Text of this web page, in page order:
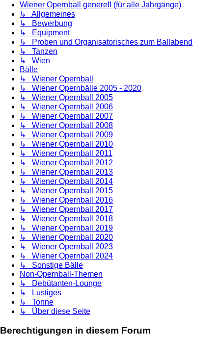
Wiener Opernball generell (für alle Jahrgänge)
↳ Allgemeines
↳ Bewerbung
↳ Equipment
↳ Proben und Organisatorisches zum Ballabend
↳ Tanzen
↳ Wien
Bälle
↳ Wiener Opernball
↳ Wiener Opernbälle 2005 - 2020
↳ Wiener Opernball 2005
↳ Wiener Opernball 2006
↳ Wiener Opernball 2007
↳ Wiener Opernball 2008
↳ Wiener Opernball 2009
↳ Wiener Opernball 2010
↳ Wiener Opernball 2011
↳ Wiener Opernball 2012
↳ Wiener Opernball 2013
↳ Wiener Opernball 2014
↳ Wiener Opernball 2015
↳ Wiener Opernball 2016
↳ Wiener Opernball 2017
↳ Wiener Opernball 2018
↳ Wiener Opernball 2019
↳ Wiener Opernball 2020
↳ Wiener Opernball 2023
↳ Wiener Opernball 2024
↳ Sonstige Bälle
Non-Opernball-Themen
↳ Debütanten-Lounge
↳ Lustiges
↳ Tonne
↳ Über diese Seite
Berechtigungen in diesem Forum